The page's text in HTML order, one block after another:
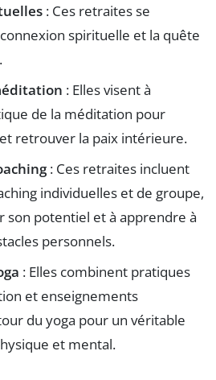
: Ces retraites se
spirituelle et la quête
: Elles visent à
de la méditation pour
retrouver la paix intérieure.
: Ces retraites incluent
individuelles et de groupe,
son potentiel et à apprendre à
personnels.
: Elles combinent pratiques
et enseignements
du yoga pour un véritable
et mental.